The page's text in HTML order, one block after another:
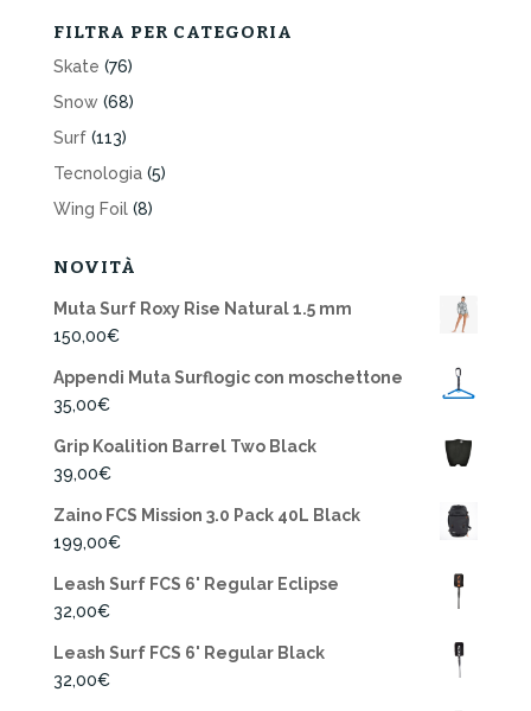
FILTRA PER CATEGORIA
Skate (76)
Snow (68)
Surf (113)
Tecnologia (5)
Wing Foil (8)
NOVITÀ
Muta Surf Roxy Rise Natural 1.5 mm
150,00€
Appendi Muta Surflogic con moschettone
35,00€
Grip Koalition Barrel Two Black
39,00€
Zaino FCS Mission 3.0 Pack 40L Black
199,00€
Leash Surf FCS 6' Regular Eclipse
32,00€
Leash Surf FCS 6' Regular Black
32,00€